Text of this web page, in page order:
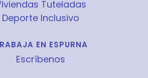
Tuteladas
Deporte Inclusivo
EN ESPURNA
Escríbenos